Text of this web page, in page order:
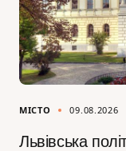
МІСТО 09.08.2026
Львівська